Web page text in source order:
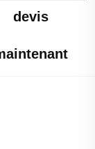
devis